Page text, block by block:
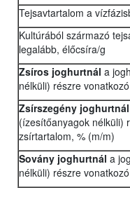
Tejsavtartalom a
Kultúrából származó
legalább, élőcsíra/g
Zsíros joghurtnál a
nélküli) részre
Zsírszegény joghurtnál
(ízesítőanyagok nélküli)
zsírtartalom, % (m/m)
Sovány joghurtnál a
nélküli) részre